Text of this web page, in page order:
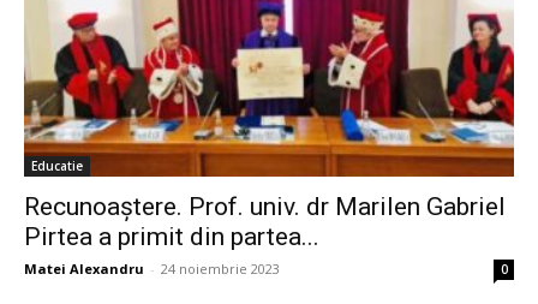
Educatie
Recunoaştere. Prof. univ. dr Marilen Gabriel
Pirtea a primit din partea...
Matei Alexandru - 24 noiembrie 2023 0